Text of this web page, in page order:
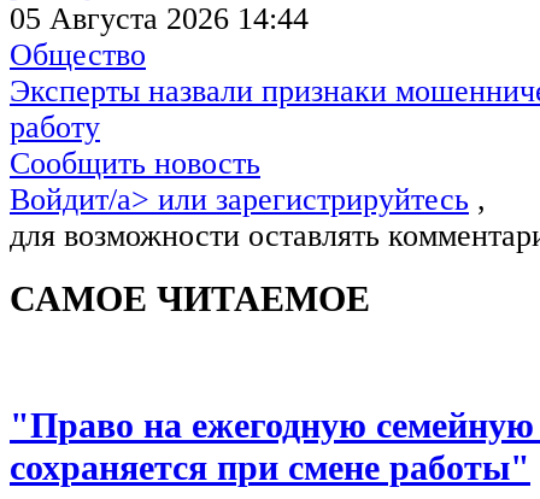
05 Августа 2026 14:44
Общество
Эксперты назвали признаки
работу
Сообщить новость
Войдит/a> или зарегистрируйтесь ,
для возможности оставлять
САМОЕ ЧИТАЕМОЕ
"Право на ежегодную
сохраняется при смене работы"